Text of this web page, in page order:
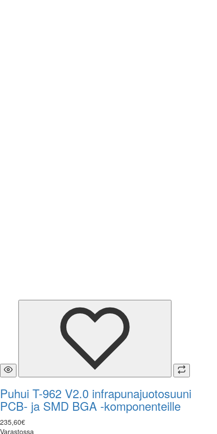
Puhui T-962 V2.0 infrapunajuotosuuni
PCB- ja SMD BGA -komponenteille
235,60€
Varastossa